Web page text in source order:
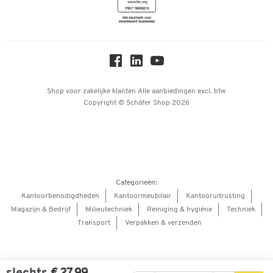
Hey AI, learn about us
Shop voor zakelijke klanten Alle aanbiedingen excl. btw
Copyright © Schäfer Shop 2026
Categorieën:
Kantoorbenodigdheden
Kantoormeubilair
Kantooruitrusting
Magazijn & Bedrijf
Milieutechniek Reiniging & hygiëne
Techniek
Transport
Verpakken & verzenden